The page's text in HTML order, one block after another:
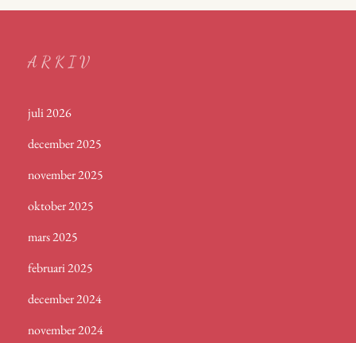
ARKIV
juli 2026
december 2025
november 2025
oktober 2025
mars 2025
februari 2025
december 2024
november 2024